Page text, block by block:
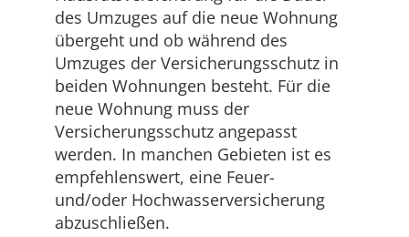
des Umzuges auf die neue Wohnung
übergeht und ob während des
Umzuges der Versicherungsschutz in
beiden Wohnungen besteht. Für die
neue Wohnung muss der
Versicherungsschutz angepasst
werden. In manchen Gebieten ist es
empfehlenswert, eine Feuer-
und/oder Hochwasserversicherung
abzuschließen.